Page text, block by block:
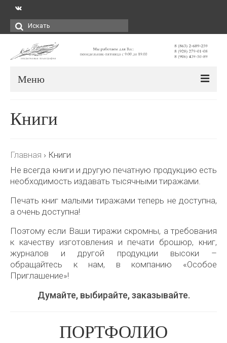
Искать:
Меню
Книги
Главная › Книги
Не всегда книги и другую печатную продукцию есть
необходимость издавать тысячными тиражами.
Печать книг малыми тиражами теперь не доступна,
а очень доступна!
Поэтому если Ваши тиражи скромны, а требования
к качеству изготовления и печати брошюр, книг,
журналов и другой продукции высоки –
обращайтесь к нам, в компанию «Особое
Приглашение»!
Думайте, выбирайте, заказывайте.
ПОРТФОЛИО